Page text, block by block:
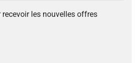
les nouvelles offres